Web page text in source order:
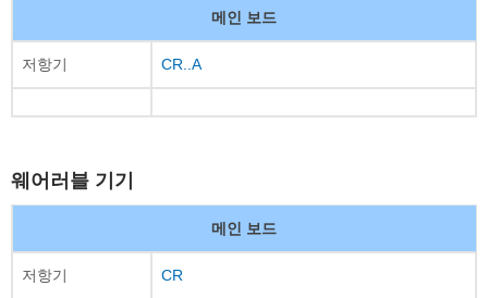
메인 보드
저항기 CR..A
웨어러블 기기
메인 보드
저항기 CR